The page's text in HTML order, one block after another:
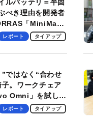
ルバッテリ＝半固
べき理由を開発者
「MiniMag
レビューも
レポート タイアップ
”ではなく“合わせ
。ワークチェア
Omni」を試して
魅力。まさかのス
レポート タイアップ